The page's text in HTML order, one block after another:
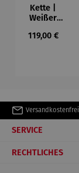
Kette |
Weißer
Regulärer
119,00 €
SERVICE
RECHTLICHES